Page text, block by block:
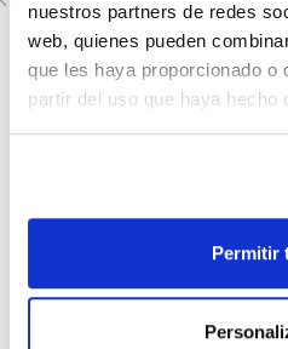
nuestros partners de redes
web, quienes pueden
que les haya proporcionado o
partir del uso que haya hecho
Permitir
Metanol, Multisolvent®, para
Alcohol metílico, Carbinol,
ME03152500
Envase: x 2,5 l :: Botella de vidrio